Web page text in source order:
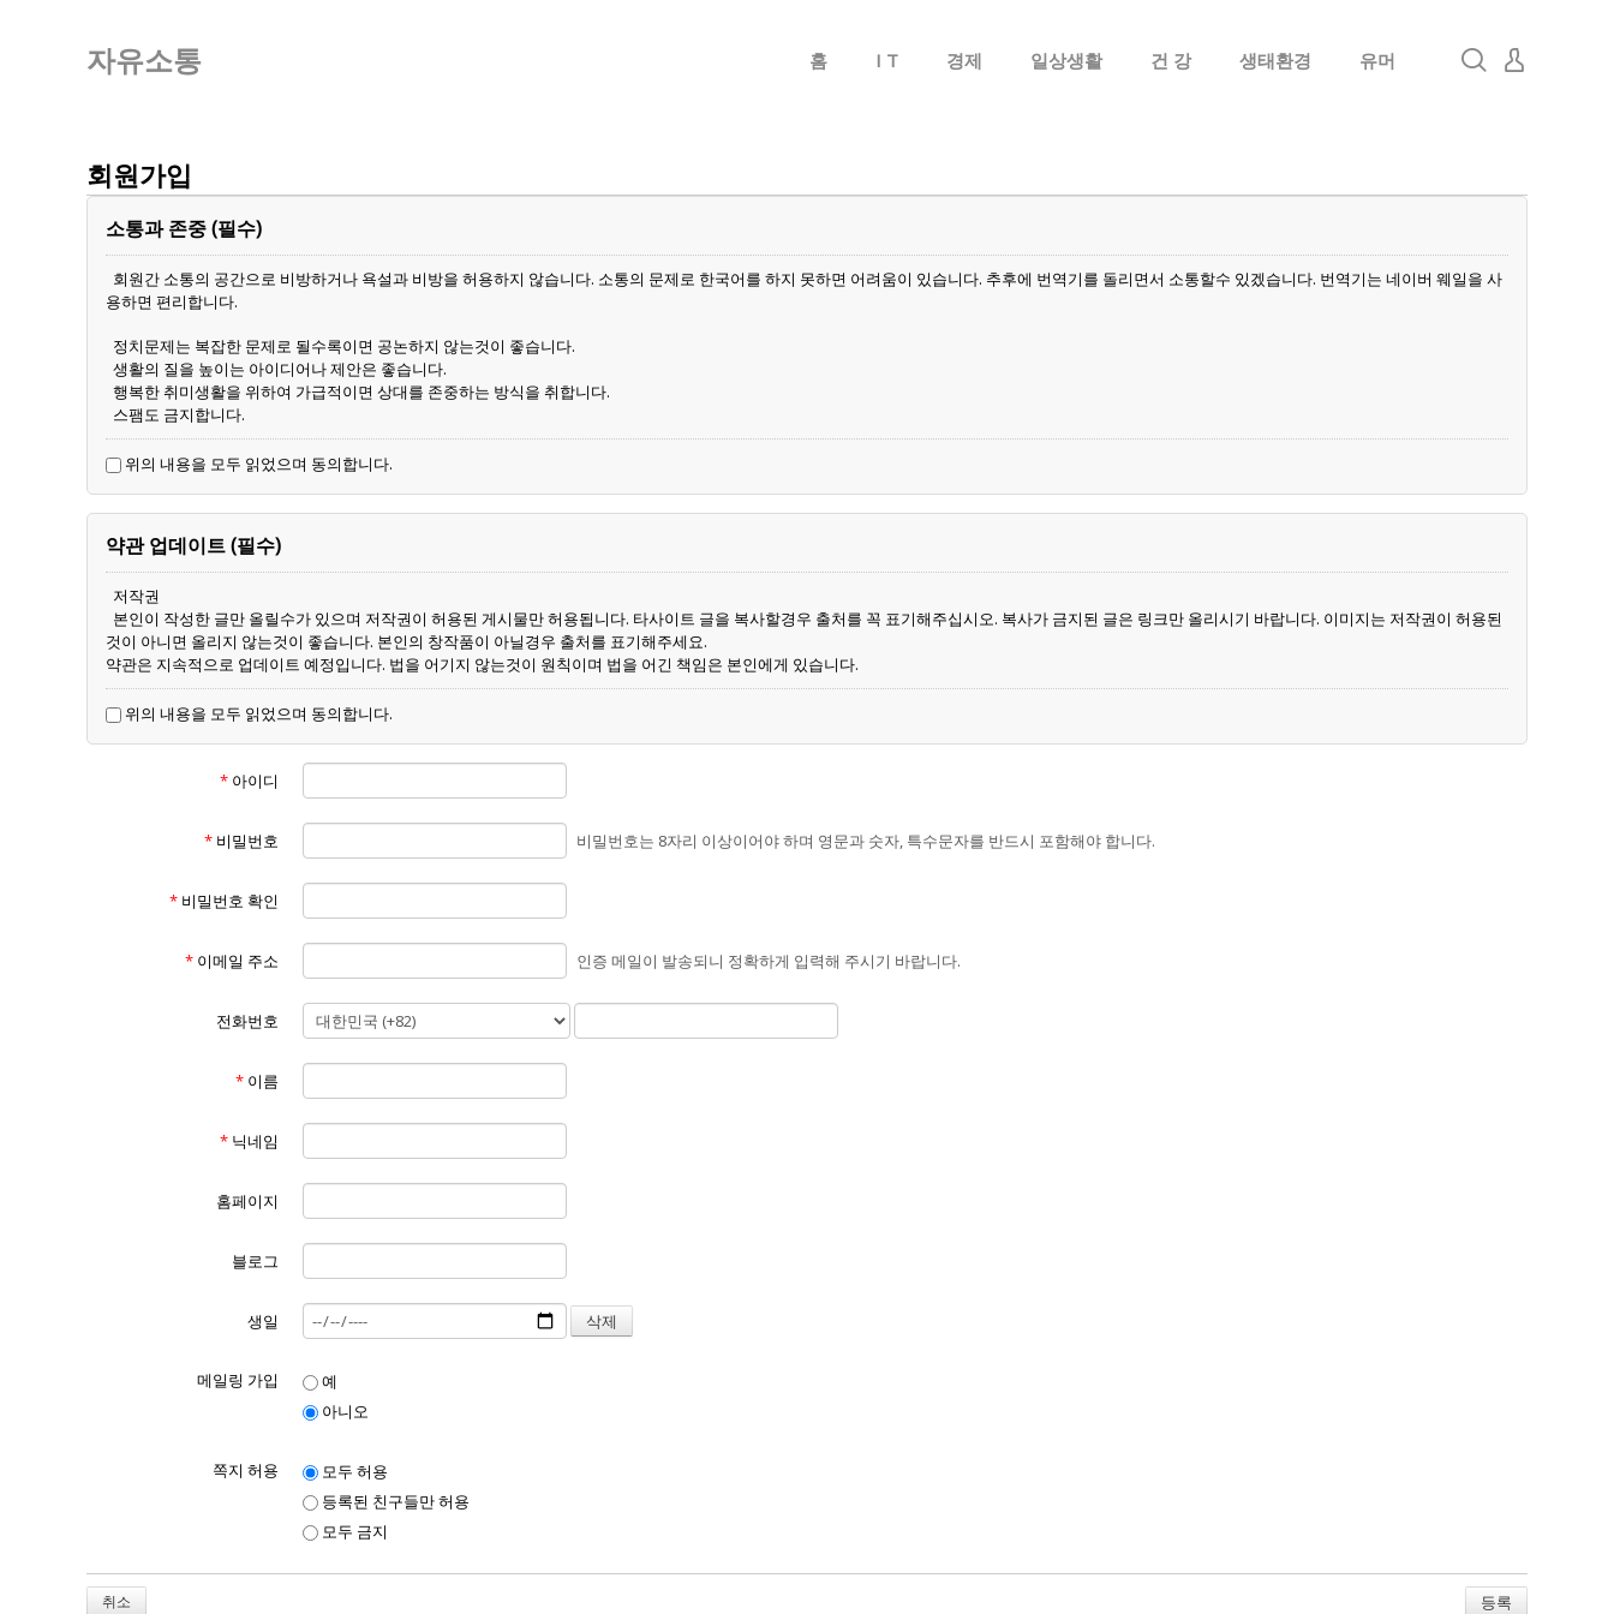
자유소통 홈 I T 경제 일상생활 건 강 생태환경 유머
회원가입
소통과 존중 (필수)
회원간 소통의 공간으로 비방하거나 욕설과 비방을 허용하지 않습니다. 소통의 문제로 한국어를 하지 못하면 어려움이 있습니다. 추후에 번역기를 돌리면서 소통할수 있겠습니다. 번역기는 네이버 웨일을 사
용하면 편리합니다.
정치문제는 복잡한 문제로 될수록이면 공논하지 않는것이 좋습니다.
생활의 질을 높이는 아이디어나 제안은 좋습니다.
행복한 취미생활을 위하여 가급적이면 상대를 존중하는 방식을 취합니다.
스팸도 금지합니다.
위의 내용을 모두 읽었으며 동의합니다.
약관 업데이트 (필수)
저작권
본인이 작성한 글만 올릴수가 있으며 저작권이 허용된 게시물만 허용됩니다. 타사이트 글을 복사할경우 출처를 꼭 표기해주십시오. 복사가 금지된 글은 링크만 올리시기 바랍니다. 이미지는 저작권이 허용된
것이 아니면 올리지 않는것이 좋습니다. 본인의 창작품이 아닐경우 출처를 표기해주세요.
약관은 지속적으로 업데이트 예정입니다. 법을 어기지 않는것이 원칙이며 법을 어긴 책임은 본인에게 있습니다.
위의 내용을 모두 읽었으며 동의합니다.
* 아이디
* 비밀번호 비밀번호는 8자리 이상이어야 하며 영문과 숫자, 특수문자를 반드시 포함해야 합니다.
* 비밀번호 확인
* 이메일 주소 인증 메일이 발송되니 정확하게 입력해 주시기 바랍니다.
전화번호
* 이름
* 닉네임
홈페이지
블로그
생일
메일링 가입
예
아니오
쪽지 허용
모두 허용
등록된 친구들만 허용
모두 금지
취소